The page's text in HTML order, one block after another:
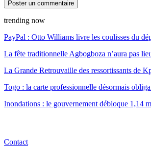
trending now
PayPal : Otto Williams livre les coulisses du
La fête traditionnelle Agbogboza n’aura pas
La Grande Retrouvaille des ressortissants de
Togo : la carte professionnelle désormais
Inondations : le gouvernement débloque 1,14
Contact